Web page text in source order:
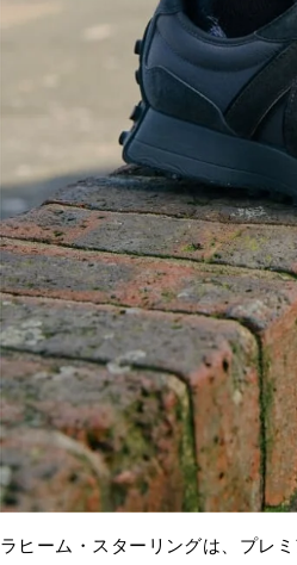
ラヒーム・スターリングは、プレ